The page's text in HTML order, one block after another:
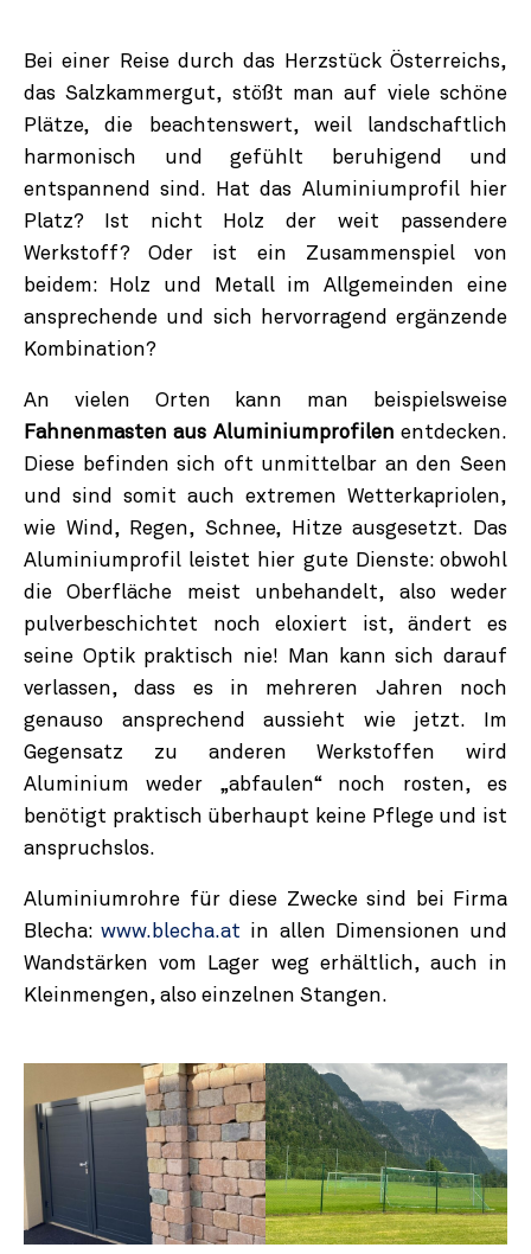
Bei einer Reise durch das Herzstück Österreichs,
das Salzkammergut, stößt man auf viele schöne
Plätze, die beachtenswert, weil landschaftlich
harmonisch und gefühlt beruhigend und
entspannend sind. Hat das Aluminiumprofil hier
Platz? Ist nicht Holz der weit passendere
Werkstoff? Oder ist ein Zusammenspiel von
beidem: Holz und Metall im Allgemeinden eine
ansprechende und sich hervorragend ergänzende
Kombination?
An vielen Orten kann man beispielsweise
Fahnenmasten aus Aluminiumprofilen entdecken.
Diese befinden sich oft unmittelbar an den Seen
und sind somit auch extremen Wetterkapriolen,
wie Wind, Regen, Schnee, Hitze ausgesetzt. Das
Aluminiumprofil leistet hier gute Dienste: obwohl
die Oberfläche meist unbehandelt, also weder
pulverbeschichtet noch eloxiert ist, ändert es
seine Optik praktisch nie! Man kann sich darauf
verlassen, dass es in mehreren Jahren noch
genauso ansprechend aussieht wie jetzt. Im
Gegensatz zu anderen Werkstoffen wird
Aluminium weder „abfaulen“ noch rosten, es
benötigt praktisch überhaupt keine Pflege und ist
anspruchslos.
Aluminiumrohre für diese Zwecke sind bei Firma
Blecha:www.blecha.at in allen Dimensionen und
Wandstärken vom Lager weg erhältlich, auch in
Kleinmengen, also einzelnen Stangen.